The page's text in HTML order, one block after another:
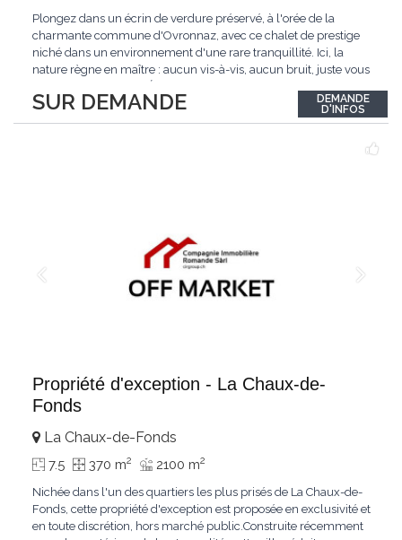
SUR DEMANDE
Plongez dans un écrin de verdure préservé, à l'orée de la
charmante commune d'Ovronnaz, avec ce chalet de prestige
niché dans un environnement d'une rare tranquillité. Ici, la
nature règne en maître : aucun vis-à-vis, aucun bruit, juste vous
par ses finitions de très haut standing et ses matériaux nobles.
Le bois de mélèze...
DEMANDE
D'INFOS
Propriété d'exception - La Chaux-de-
Fonds
La Chaux-de-Fonds
7.5 370 m2 2100 m2
Nichée dans l'un des quartiers les plus prisés de La Chaux-de-
Fonds, cette propriété d'exception est proposée en exclusivité et
en toute discrétion, hors marché public.Construite récemment